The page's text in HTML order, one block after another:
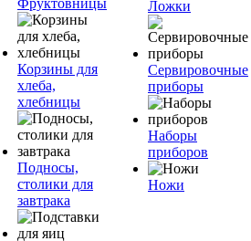
Фруктовницы
Корзины для
хлеба,
хлебницы
Подносы,
столики для
завтрака
Ложки
Сервировочные
приборы
Наборы
приборов
Ножи